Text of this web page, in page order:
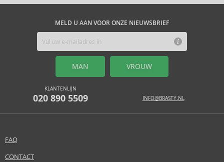
MELD U AAN VOOR ONZE NIEUWSBRIEF
MAN VROUW
KLANTENLIJN
020 890 5509 INFO@BRASTY.NL
FAQ
CONTACT